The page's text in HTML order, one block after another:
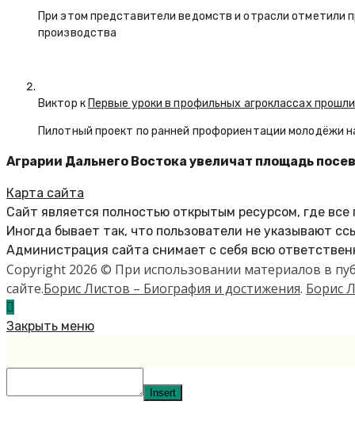
При этом представители ведомств и отрасли отметили
производства
Виктор кПервые уроки в профильных агроклассах
Пилотный проект по ранней профориентации молодёжи
Аграрии Дальнего Востока увеличат площадь
Карта сайта
Сайт является полностью открытым ресурсом, где
Иногда бывает так, что пользователи не указывают
Администрация сайта снимает с себя всю
Copyright 2026 © При использовании материалов в
сайте.Борис Листов – Биография и достижения. Борис
Закрыть меню
Insert